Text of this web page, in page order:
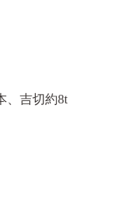
、吉切約8t